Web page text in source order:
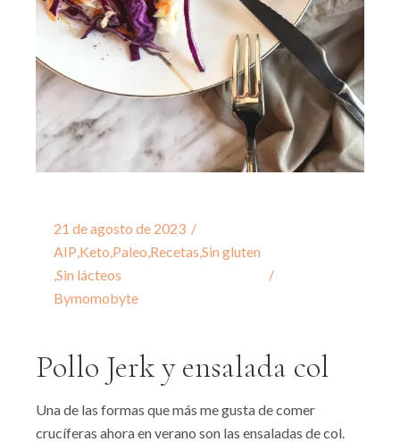
21 de agosto de 2023
AIP Keto Paleo Recetas ,Sin gluten
,Sin lácteos
Bymomobyte
Pollo Jerk y ensalada col
Una de las formas que más me gusta de comer
crucíferas ahora en verano son las ensaladas de col.